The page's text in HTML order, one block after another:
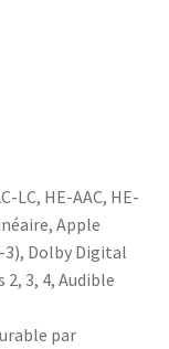
LC, HE-AAC, HE-
Apple
3), Dolby Digital
3, 4, Audible
par